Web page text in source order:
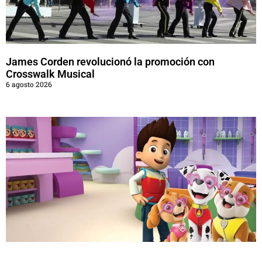
James Corden revolucionó la promoción con
Crosswalk Musical
6 agosto 2026